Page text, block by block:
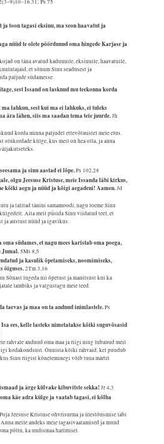
Ps 75
ja toon tagasi eksinu, ma seon haavatut ja
nüüd te olete pöördunud oma hingede Karjase ja
on täna avatud kadunuile, eksinuile, haavatuile,
et sõnum Sinu seadusest ja
paljude südamesse.
sest Issand on lasknud mu teekonna korda
ma lahkun, sest kui ma ei lahkuks, ei tuleks
ära lähen, siis ma saadan tema teie juurde.Jh
korda minna paljudel ettevõtmistel meie elus.
olukordade külge, kus meil on hea olla, ja anna
ja sinu aastad ei lõpe.Ps 102,28
olgu Jeesuse Kristuse, meie Issanda läbi kirkus,
kõiki aegu ja nüüd ja kõigi aegadeni! Aamen.Jd
ja talitad tänini samamoodi, nagu loeme Sinu
Aita meil püsida Sinu viidatud teel, et
ja austust nüüd ja igavikus.
oma südames, et nagu mees karistab oma poega,
Jumal.5Ms 8,5
ja kasulik õpetamiseks, noomimiseks,
õiguses.2Tm 3,16
Sõnast lugeda nii õpetust ja manitsust kui ka
lambiks ja valgustagu meie teed.
taevas ja maa on ta andnud inimlastele.Ps
ees, kelle lasteks nimetatakse kõiki suguvõsasid
rahvale andnud oma maa ja riigi ning lubanud meil
kodakondsust. Õnnista kõiki rahvaid, kel puudub
Sinu riigist kõneleminegi võib tuua märtri
ja ärge külvake kibuvitste sekka!Jr 4,3
käe adra külge ja vaatab tagasi, ei kõlba
Jeesuse Kristuse ohvrisurma ja ülestõusmise läbi
meile andeks meie tagasivaatamised ja muud
põllu, ka uudismaa harimisel.